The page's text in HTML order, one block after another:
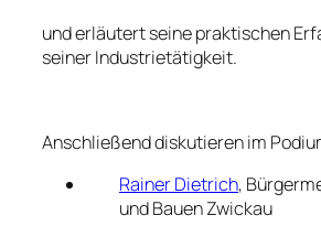
und erläutert seine praktischen
seiner Industrietätigkeit.
Anschließend diskutieren im
Rainer Dietrich,
und Bauen Zwickau